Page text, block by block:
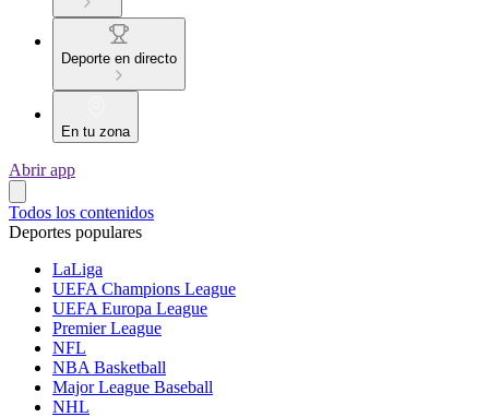
Deporte en directo
En tu zona
Abrir app
Todos los contenidos
Deportes populares
LaLiga
UEFA Champions League
UEFA Europa League
Premier League
NFL
NBA Basketball
Major League Baseball
NHL